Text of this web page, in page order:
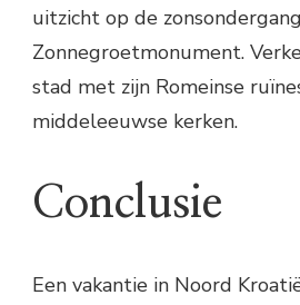
uitzicht op de
Zonnegroetmonument.
stad met zijn Romeinse
middeleeuwse kerken.
Conclusie
Een vakantie in Noord